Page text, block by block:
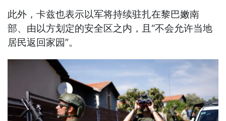
此外，卡兹也表示以军将持续驻扎在黎巴嫩南
部、由以方划定的安全区之内，且“不会允许当地
居民返回家园”。